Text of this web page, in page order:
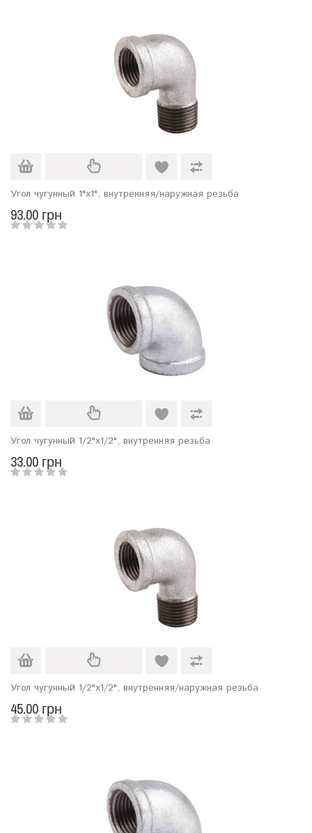
Угол чугунный 1"х1", внутренняя/наружная резьба
93.00 грн
Угол чугунный 1/2"х1/2", внутренняя резьба
33.00 грн
Угол чугунный 1/2"х1/2", внутренняя/наружная резьба
45.00 грн